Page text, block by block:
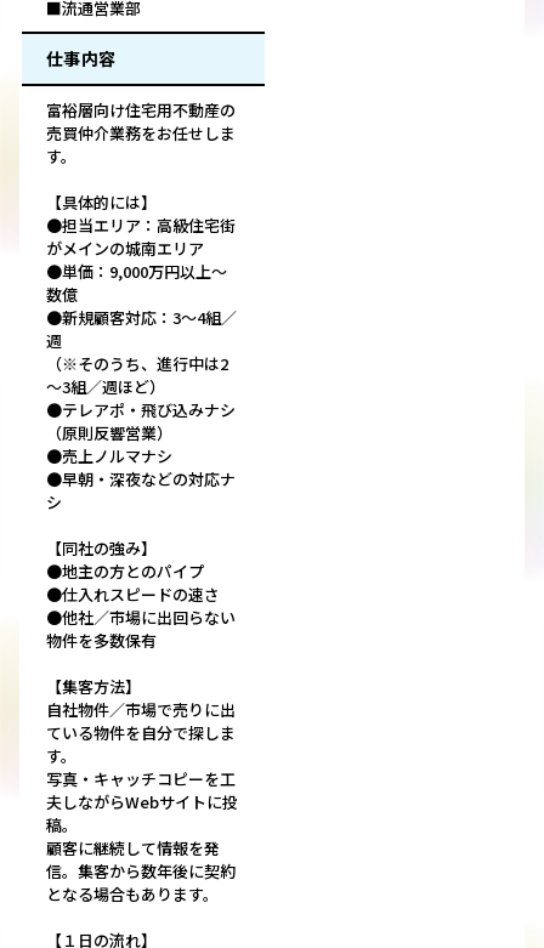
■流通営業部
仕事内容
富裕層向け住宅用不動産の
売買仲介業務をお任せしま
す。
【具体的には】
●担当エリア：高級住宅街
がメインの城南エリア
●単価：9,000万円以上～
数億
●新規顧客対応：3～4組／
週
（※そのうち、進行中は2
～3組／週ほど）
●テレアポ・飛び込みナシ
（原則反響営業）
●売上ノルマナシ
●早朝・深夜などの対応ナ
シ
【同社の強み】
●地主の方とのパイプ
●仕入れスピードの速さ
●他社／市場に出回らない
物件を多数保有
【集客方法】
自社物件／市場で売りに出
ている物件を自分で探しま
す。
写真・キャッチコピーを工
夫しながらWebサイトに投
稿。
顧客に継続して情報を発
信。集客から数年後に契約
となる場合もあります。
【１日の流れ】